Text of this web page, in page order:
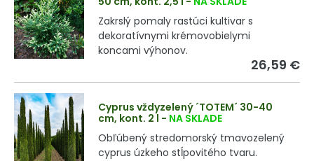
Zakrslý pomaly rastúci kultivar s
dekoratívnymi krémovobielymi
koncami výhonov.
26,59 €
Cyprus vždyzelený ´TOTEM´ 30-40
cm, kont. 2 l - NA SKLADE
Obľúbený stredomorský tmavozelený
cyprus úzkeho stĺpovitého tvaru.